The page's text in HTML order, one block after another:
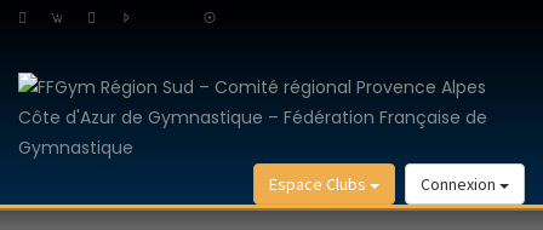
Connexion
Espace Clubs